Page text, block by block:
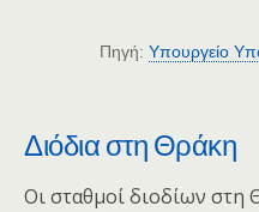
Πηγή: Υπουργείο
Διόδια στη Θράκη
Οι σταθμοί διοδίων στη